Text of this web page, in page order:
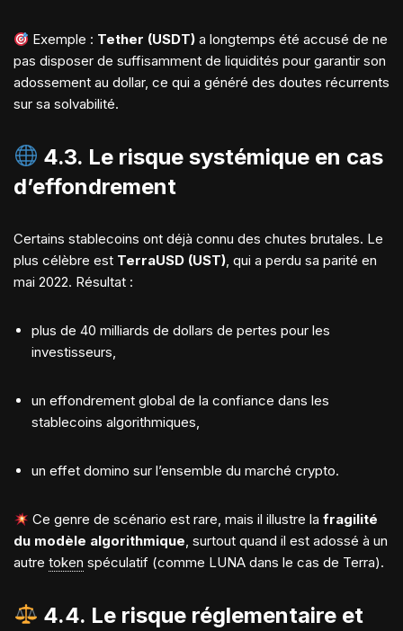
Exemple : Tether (USDT) a longtemps été accusé de ne
pas disposer de suffisamment de liquidités pour garantir son
adossement au dollar, ce qui a généré des doutes récurrents
sur sa solvabilité.
4.3. Le risquesystémique en cas
d’effondrement
Certains stablecoins ont déjà connu des chutes brutales. Le
plus célèbre est TerraUSD (UST), qui a perdu sa parité en
mai 2022. Résultat :
plus de 40 milliards de dollars de pertes pour les
investisseurs,
un effondrement global de la confiance dans les
stablecoins algorithmiques,
un effet domino sur l’ensemble du marché crypto.
Ce genre de scénario est rare, mais il illustre lafragilité
du modèle algorithmique, surtout quand il est adossé à un
autre token spéculatif (comme LUNA dans le cas de Terra).
4.4. Le risque réglementaire et